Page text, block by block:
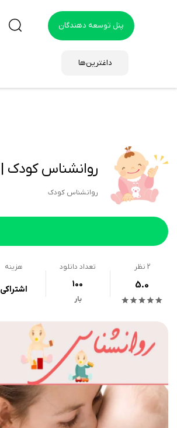
پنل توسعه دهندگان
داغترین‌ها
روانشناس کودک | baby behavior
روانشناس کودک
2 نظر
5.0
تعداد دانلود
100
بار
هزینه
اشتراکی